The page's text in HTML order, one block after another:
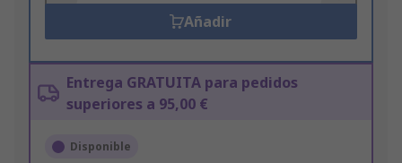
Añadir
Entrega GRATUITA para pedidos
superiores a 95,00 €
Disponible